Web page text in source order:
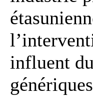
influent